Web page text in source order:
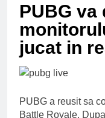
PUBG
jucat in
PUBG a reusit sa
Battle Royale.